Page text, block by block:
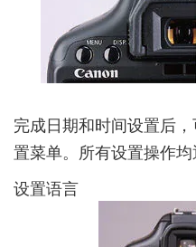
完成日期和时间设置后
置菜单。所有设置操作均
设置语言